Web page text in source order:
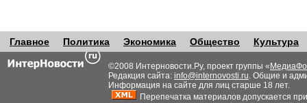
Главное Политика Экономика Общество Культура
©2008 Интерновости.Ру, проект группы «
Редакция сайта: info@internovosti.ru. Общие и
Информация на сайте для лиц старше 18 лет.
Перепечатка материалов допускается